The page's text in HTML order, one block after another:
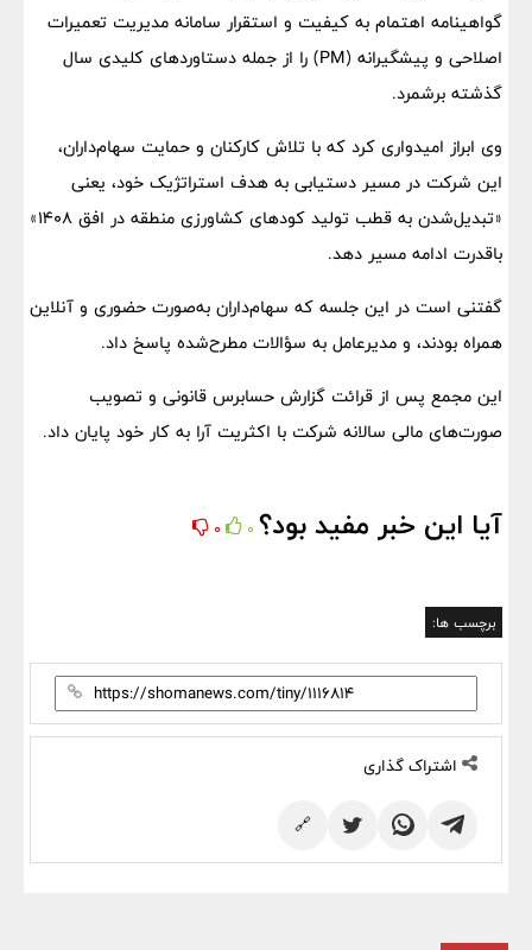
گواهینامه اهتمام به کیفیت و استقرار سامانه مدیریت تعمیرات
اصلاحی و پیشگیرانه (PM) را از جمله دستاوردهای کلیدی سال
گذشته برشمرد.
وی ابراز امیدواری کرد که با تلاش کارکنان و حمایت سهام‌داران،
این شرکت در مسیر دستیابی به هدف استراتژیک خود، یعنی
«تبدیل‌شدن به قطب تولید کودهای کشاورزی منطقه در افق ۱۴۰۸»
باقدرت ادامه مسیر دهد.
گفتنی است در این جلسه که سهام‌داران به‌صورت حضوری و آنلاین
همراه بودند، و مدیرعامل به سؤالات مطرح‌شده پاسخ داد.
این مجمع پس از قرائت گزارش حسابرس قانونی و تصویب
صورت‌های مالی سالانه شرکت با اکثریت آرا به کار خود پایان داد.
آیا این خبر مفید بود؟ 0
0
برچسب ها:
اشتراک گذاری
🔗